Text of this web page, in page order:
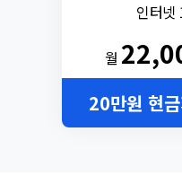
인터넷
월
20만원 현